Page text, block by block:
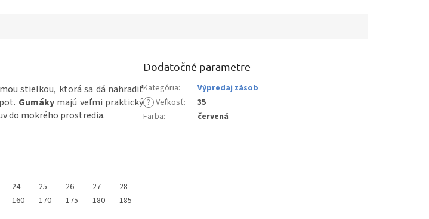
stielkou, ktorá sa dá nahradiť
Gumáky majú veľmi praktický
do mokrého prostredia.
24 25 26 27
28
160 170 175 180 185
Dodatočné parametre
Kategória:
Výpredaj zásob
? Veľkosť:
35
Farba: červená